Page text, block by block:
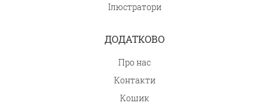
Ілюстратори
ДОДАТКОВО
Про нас
Контакти
Кошик